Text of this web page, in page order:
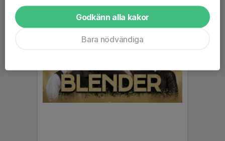
Godkänn alla kakor
Bara nödvändiga